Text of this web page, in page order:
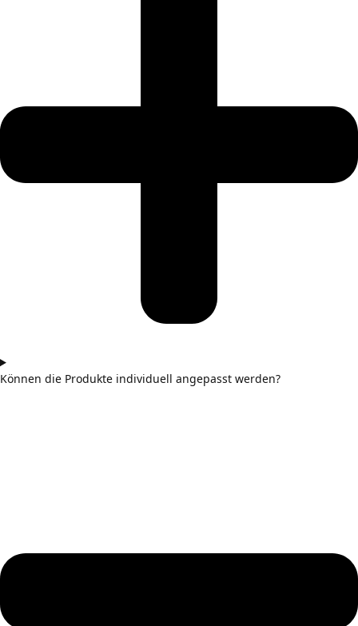
Können die Produkte individuell angepasst werden?